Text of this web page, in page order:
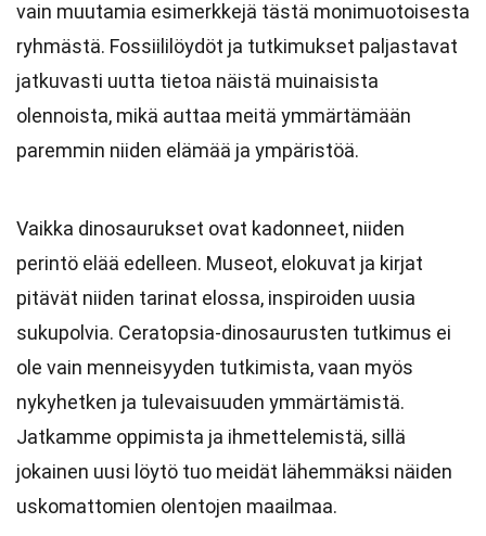
vain muutamia esimerkkejä tästä monimuotoisesta
ryhmästä. Fossiililöydöt ja tutkimukset paljastavat
jatkuvasti uutta tietoa näistä muinaisista
olennoista, mikä auttaa meitä ymmärtämään
paremmin niiden elämää ja ympäristöä.
Vaikka dinosaurukset ovat kadonneet, niiden
perintö elää edelleen. Museot, elokuvat ja kirjat
pitävät niiden tarinat elossa, inspiroiden uusia
sukupolvia. Ceratopsia-dinosaurusten tutkimus ei
ole vain menneisyyden tutkimista, vaan myös
nykyhetken ja tulevaisuuden ymmärtämistä.
Jatkamme oppimista ja ihmettelemistä, sillä
jokainen uusi löytö tuo meidät lähemmäksi näiden
uskomattomien olentojen maailmaa.